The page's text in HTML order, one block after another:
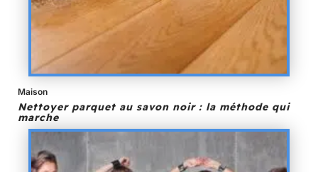
Maison
Nettoyer parquet au savon noir : la méthode qui
marche